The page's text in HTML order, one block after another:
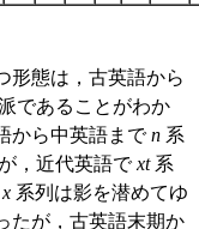
形態は，古英語から
であることがわか
から中英語までn 系
，近代英語でxt系
x 系列は影を潜めてゆ
たが，古英語末期か